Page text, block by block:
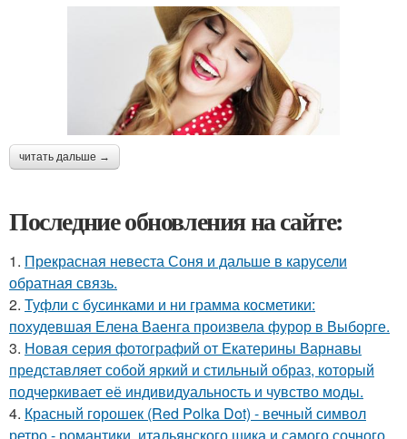
читать дальше →
Последние обновления на сайте:
1. Прекрасная невеста Соня и дальше в карусели
обратная связь.
2. Туфли с бусинками и ни грамма косметики:
похудевшая Елена Ваенга произвела фурор в Выборге.
3. Новая серия фотографий от Екатерины Варнавы
представляет собой яркий и стильный образ, который
подчеркивает её индивидуальность и чувство моды.
4. Красный горошек (Red Polka Dot) - вечный символ
ретро - романтики, итальянского шика и самого сочного